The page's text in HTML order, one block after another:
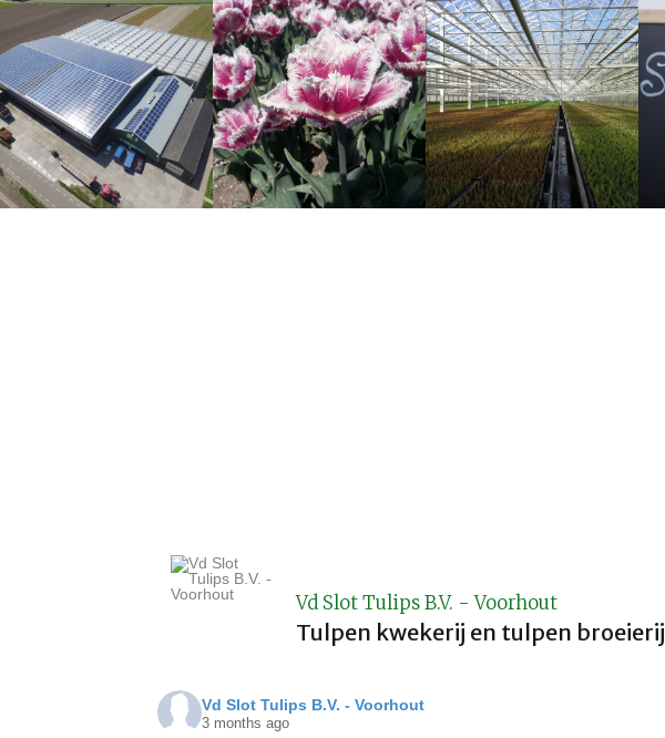
Vd Slot Tulips B.V. - Voorhout
Tulpen kwekerij en tulpen broeierij
Vd Slot Tulips B.V. - Voorhout
3 months ago